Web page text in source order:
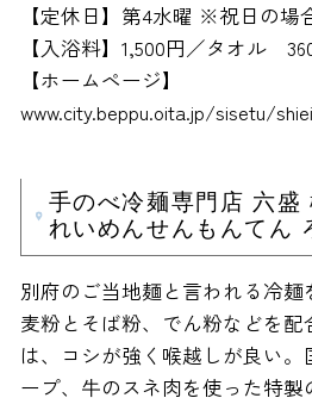
【定休日】第4水曜 ※祝日の場
【入浴料】1,500円／タオル
【ホームページ】
www.city.beppu.oita.jp/sisetu/
手のべ冷麺専門店 六盛
れいめんせんもんてん
別府のご当地麺と言われる冷
麦粉とそば粉、でん粉などを
は、コシが強く喉越しが良い
ープ、牛のスネ肉を使った特